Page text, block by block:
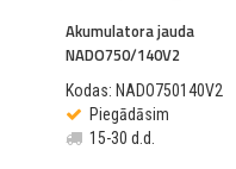
Akumulatora jauda
NADO750/140V2
Kodas: NADO750140V2
Piegādāsim
15-30 d.d.